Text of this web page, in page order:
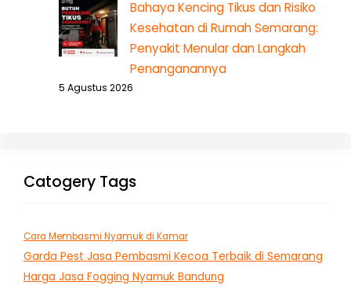
Bahaya Kencing Tikus dan Risiko
Kesehatan di Rumah Semarang:
Penyakit Menular dan Langkah
Penanganannya
5 Agustus 2026
Catogery Tags
Cara Membasmi Nyamuk di Kamar
Garda Pest Jasa Pembasmi Kecoa Terbaik di Semarang
Harga Jasa Fogging Nyamuk Bandung